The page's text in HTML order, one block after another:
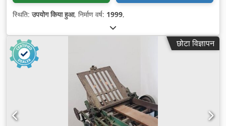
स्थिति:उपयोग किया हुआ, निर्माण वर्ष: 1999,
छोटा विज्ञापन